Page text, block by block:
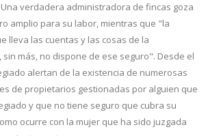
verdadera administradora de fincas goza
amplio para su labor, mientras que "la
lleva las cuentas y las cosas de la
sin más, no dispone de ese seguro". Desde el
alertan de la existencia de numerosas
de propietarios gestionadas por alguien que
y que no tiene seguro que cubra su
ocurre con la mujer que ha sido juzgada